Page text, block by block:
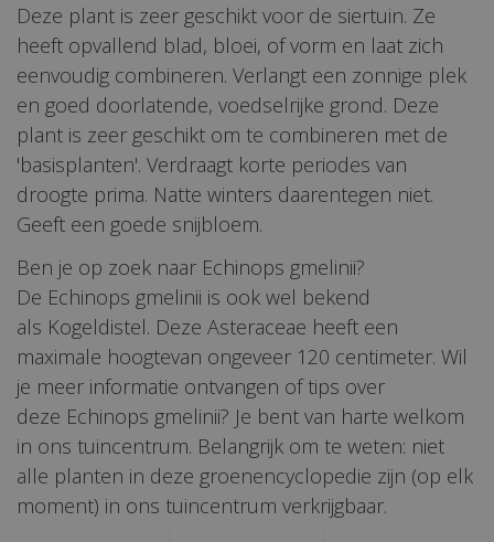
Deze plant is zeer geschikt voor de siertuin. Ze
heeft opvallend blad, bloei, of vorm en laat zich
eenvoudig combineren. Verlangt een zonnige plek
en goed doorlatende, voedselrijke grond. Deze
plant is zeer geschikt om te combineren met de
'basisplanten'. Verdraagt korte periodes van
droogte prima. Natte winters daarentegen niet.
Geeft een goede snijbloem.
Ben je op zoek naar Echinops gmelinii?
De Echinops gmelinii is ook wel bekend
als Kogeldistel. Deze Asteraceae heeft een
maximale hoogtevan ongeveer 120 centimeter. Wil
je meer informatie ontvangen of tips over
deze Echinops gmelinii? Je bent van harte welkom
in ons tuincentrum. Belangrijk om te weten: niet
alle planten in deze groenencyclopedie zijn (op elk
moment) in ons tuincentrum verkrijgbaar.